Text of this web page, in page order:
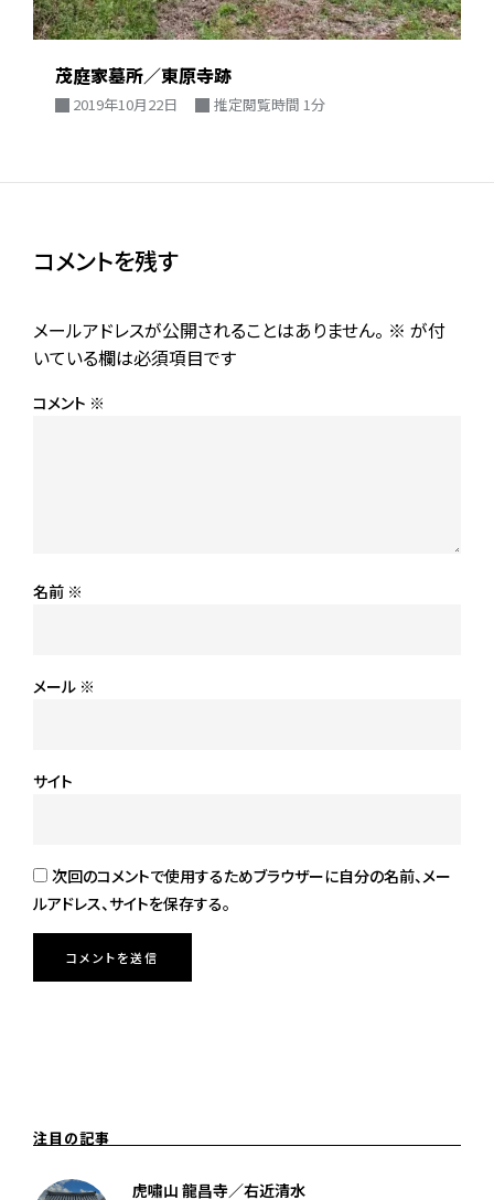
茂庭家墓所／東原寺跡
2019年10月22日 推定閲覧時間 1分
コメントを残す
メールアドレスが公開されることはありません。 ※ が付
いている欄は必須項目です
コメント ※
名前 ※
メール ※
サイト
次回のコメントで使用するためブラウザーに自分の名前、メー
ルアドレス、サイトを保存する。
注目の記事
虎嘯山 龍昌寺／右近清水